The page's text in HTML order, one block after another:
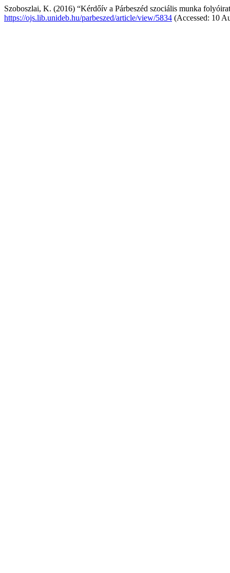
Szoboszlai, K. (2016) “Kérdőív a Párbeszéd szociális munka
https://ojs.lib.unideb.hu/parbeszed/article/view/5834 (Accessed: 10